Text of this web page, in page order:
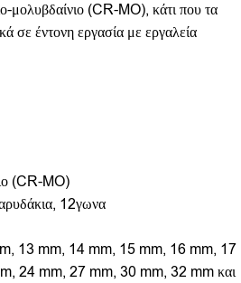
μολυβδαίνιο (CR-MO), κάτι που τα
σε έντονη εργασία με εργαλεία
(CR-MO)
12γωνα
13 mm, 14 mm, 15 mm, 16 mm, 17
24 mm, 27 mm, 30 mm, 32 mm και